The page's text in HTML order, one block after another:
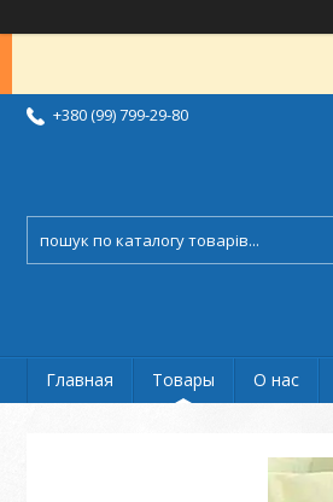
+380 (99) 799-29-80
Главная Товары О нас